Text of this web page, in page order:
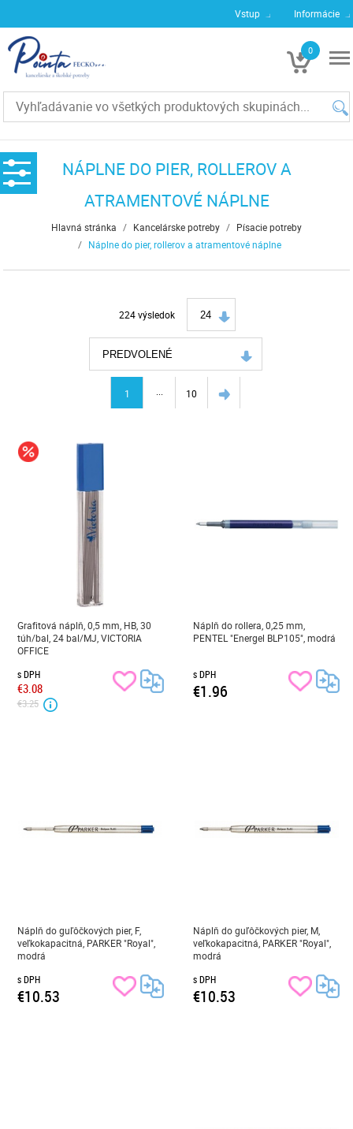
Vstup Informácie
0
€0
NÁPLNE DO PIER, ROLLEROV A
ATRAMENTOVÉ NÁPLNE
Hlavná stránka / Kancelárske potreby / Písacie potreby
/ Náplne do pier, rollerov a atramentové náplne
224 výsledok 24
PREDVOLENÉ
1 10
Grafitová náplň, 0,5 mm, HB, 30
túh/bal, 24 bal/MJ, VICTORIA
OFFICE
s DPH
€3.08
€3.25
Náplň do rollera, 0,25 mm,
PENTEL "Energel BLP105", modrá
s DPH
€1.96
Náplň do guľôčkových pier, F,
veľkokapacitná, PARKER "Royal",
modrá
s DPH
€10.53
Náplň do guľôčkových pier, M,
veľkokapacitná, PARKER "Royal",
modrá
s DPH
€10.53